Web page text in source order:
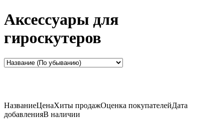
Аксессуары для
гироскутеров
НазваниеЦенаХиты продажОценка покупателейДата
добавленияВ наличии